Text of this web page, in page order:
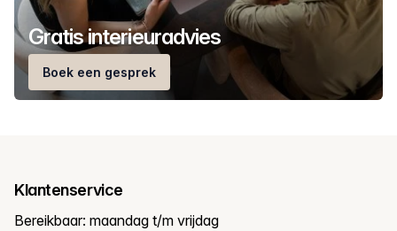
Gratis interieuradvies
Boek een gesprek
Klantenservice
Bereikbaar: maandag t/m vrijdag